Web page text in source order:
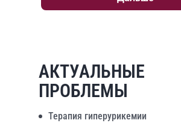
АКТУАЛЬНЫЕ
ПРОБЛЕМЫ
Терапия гиперурикемии